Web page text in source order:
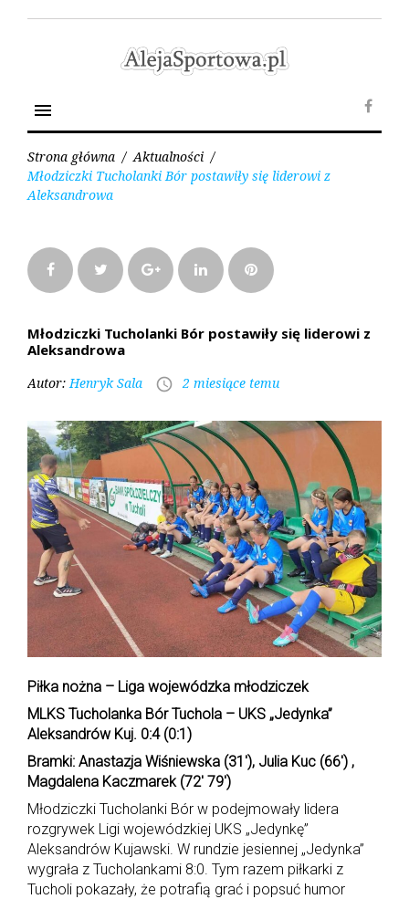
menu
Strona główna / Aktualności /
Młodziczki Tucholanki Bór postawiły się liderowi z
Aleksandrowa
FacebookTwitter Google+LinkedInPinterest
Młodziczki Tucholanki Bór postawiły się liderowi z
Aleksandrowa
Autor: Henryk Sala access_time 2 miesiące temu
Piłka nożna – Liga wojewódzka młodziczek
MLKS Tucholanka Bór Tuchola – UKS „Jedynka”
Aleksandrów Kuj. 0:4 (0:1)
Bramki: Anastazja Wiśniewska (31′), Julia Kuc (66′) ,
Magdalena Kaczmarek (72′ 79′)
Młodziczki Tucholanki Bór w podejmowały lidera
rozgrywek Ligi wojewódzkiej UKS „Jedynkę”
Aleksandrów Kujawski. W rundzie jesiennej „Jedynka”
wygrała z Tucholankami 8:0. Tym razem piłkarki z
Tucholi pokazały, że potrafią grać i popsuć humor